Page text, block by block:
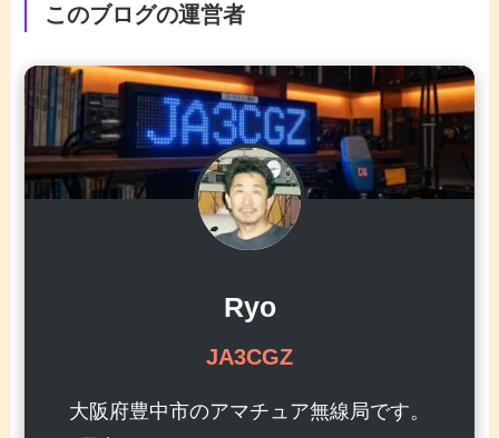
このブログの運営者
Ryo
JA3CGZ
大阪府豊中市のアマチュア無線局です。